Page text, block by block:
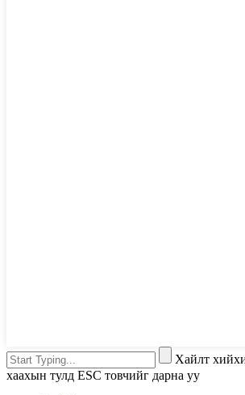
Хайлт
хаахын тулд ESC товчийг дарна уу